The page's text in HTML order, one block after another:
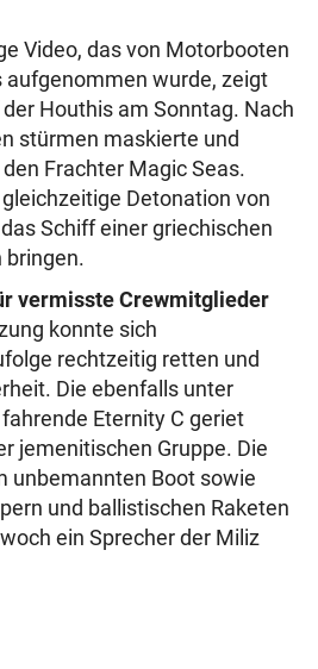
Video, das von Motorbooten
aufgenommen wurde, zeigt
Houthis am Sonntag. Nach
stürmen maskierte und
Frachter Magic Seas.
Detonation von
Schiff einer griechischen
bringen.
vermisste Crewmitglieder
konnte sich
rechtzeitig retten und
Die ebenfalls unter
Eternity C geriet
jemenitischen Gruppe. Die
unbemannten Boot sowie
und ballistischen Raketen
ein Sprecher der Miliz